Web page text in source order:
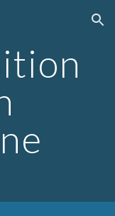
Skip to navigation